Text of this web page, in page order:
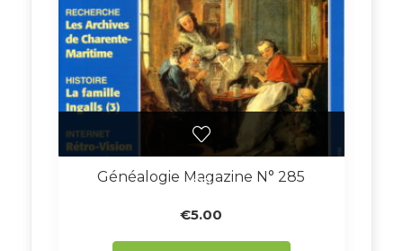
Généalogie Magazine N° 285
€5.00